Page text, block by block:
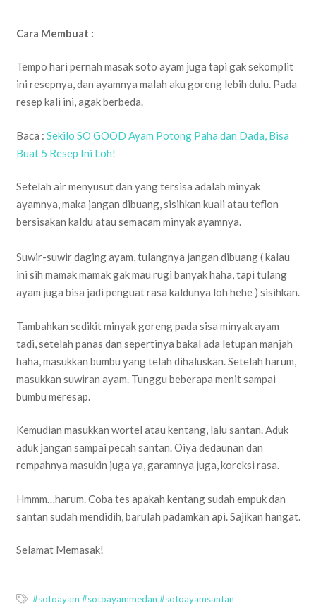
Cara Membuat :
Tempo hari pernah masak soto ayam juga tapi gak sekomplit
ini resepnya, dan ayamnya malah aku goreng lebih dulu. Pada
resep kali ini, agak berbeda.
Baca : Sekilo SO GOOD Ayam Potong Paha dan Dada, Bisa
Buat 5 Resep Ini Loh!
Setelah air menyusut dan yang tersisa adalah minyak
ayamnya, maka jangan dibuang, sisihkan kuali atau teflon
bersisakan kaldu atau semacam minyak ayamnya.
Suwir-suwir daging ayam, tulangnya jangan dibuang ( kalau
ini sih mamak mamak gak mau rugi banyak haha, tapi tulang
ayam juga bisa jadi penguat rasa kaldunya loh hehe ) sisihkan.
Tambahkan sedikit minyak goreng pada sisa minyak ayam
tadi, setelah panas dan sepertinya bakal ada letupan manjah
haha, masukkan bumbu yang telah dihaluskan. Setelah harum,
masukkan suwiran ayam. Tunggu beberapa menit sampai
bumbu meresap.
Kemudian masukkan wortel atau kentang, lalu santan. Aduk
aduk jangan sampai pecah santan. Oiya dedaunan dan
rempahnya masukin juga ya, garamnya juga, koreksi rasa.
Hmmm…harum. Coba tes apakah kentang sudah empuk dan
santan sudah mendidih, barulah padamkan api. Sajikan hangat.
Selamat Memasak!
#sotoayam #sotoayammedan #sotoayamsantan